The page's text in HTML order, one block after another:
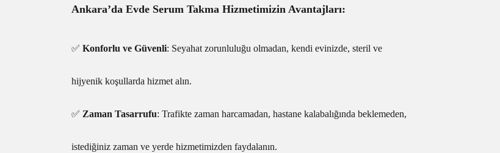
Ankara’da Evde Serum Takma Hizmetimizin Avantajları:
✅ Konforlu ve Güvenli: Seyahat zorunluluğu olmadan, kendi evinizde, steril ve
hijyenik koşullarda hizmet alın.
✅ Zaman Tasarrufu: Trafikte zaman harcamadan, hastane kalabalığında beklemeden,
istediğiniz zaman ve yerde hizmetimizden faydalanın.